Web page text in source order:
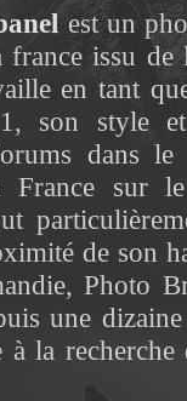
est un
france issu
en tant
son style
dans
France sur
de son
Photo
une
à la